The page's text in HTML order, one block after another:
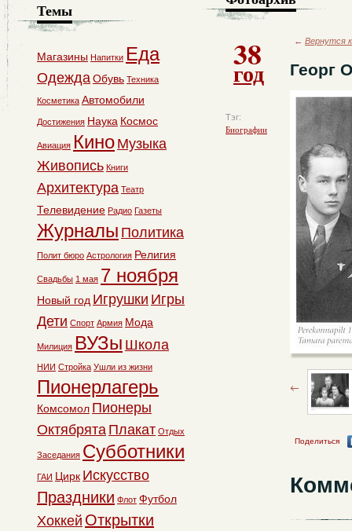
38
год
Тэг:
Биографии
← Вернутся
Георг
Поделиться
Темы
Магазины Напитки Еда
ОдеждаОбувь Техника
Косметика Автомобили
Достижения Наука Космос
Авиация Кино Музыка
Живопись Книги
Архитектура Театр
Телевидение Радио Газеты
Журналы Политика
Полит бюро Астрология Религия
Свадьбы 1 мая 7 ноября
Новый год Игрушки Игры
Дети Спорт Армия Мода
Милиция ВУЗы Школа
НИИ Стройка Ушли из жизни
Пионерлагерь
Комсомол Пионеры
Октябрята Плакат Отдых
Заседания Субботники
ГАИ Цирк Искусство
Праздники Флот Футбол
Хоккей Открытки